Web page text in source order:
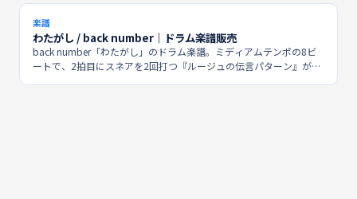
楽譜
わたがし / back number｜ドラム楽譜販売
back number「わたがし」のドラム楽譜。ミディアムテンポの8ビ
ートで、2拍目にスネアを2回打つ『ルージュの伝言パターン』が特